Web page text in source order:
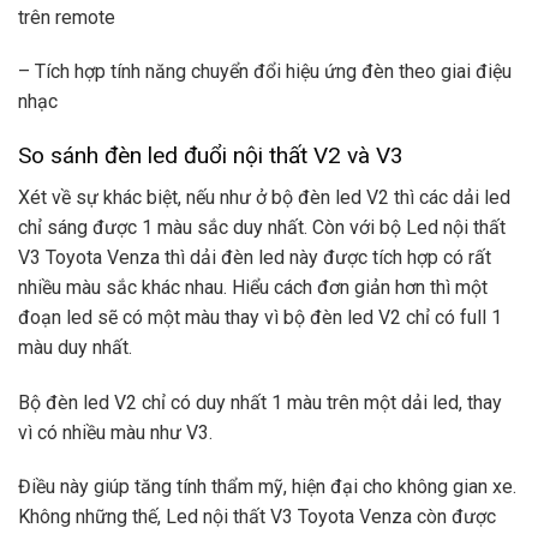
trên remote
– Tích hợp tính năng chuyển đổi hiệu ứng đèn theo giai điệu
nhạc
So sánh đèn led đuổi nội thất V2 và V3
Xét về sự khác biệt, nếu như ở bộ đèn led V2 thì các dải led
chỉ sáng được 1 màu sắc duy nhất. Còn với bộ Led nội thất
V3 Toyota Venza thì dải đèn led này được tích hợp có rất
nhiều màu sắc khác nhau. Hiểu cách đơn giản hơn thì một
đoạn led sẽ có một màu thay vì bộ đèn led V2 chỉ có full 1
màu duy nhất.
Bộ đèn led V2 chỉ có duy nhất 1 màu trên một dải led, thay
vì có nhiều màu như V3.
Điều này giúp tăng tính thẩm mỹ, hiện đại cho không gian xe.
Không những thế, Led nội thất V3 Toyota Venza còn được